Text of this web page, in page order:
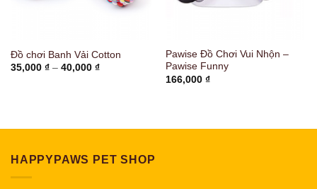
Đồ chơi Banh Vải Cotton
35,000 ₫ – 40,000 ₫Khoảng
Pawise Đồ Chơi Vui Nhộn –
Pawise Funny
166,000 ₫
HAPPYPAWS PET SHOP